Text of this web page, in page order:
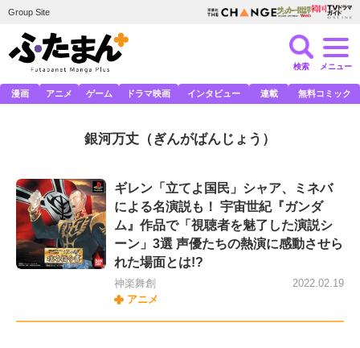
Group Site
検索 メニュー
漫画 アニメ ゲーム ドラマ映画 インタビュー 連載 無料コミック
銀河万丈 （ぎんがばんじょう）
ギレン「立てよ国民」シャア、ミネバ
による名演説も！ 宇宙世紀『ガンダ
ム』作品で「視聴者を魅了した演説シ
ーン」3選 声優たちの熱演に感動させら
れた場面とは!?
神楽舞創
アニメ
2022.02.19